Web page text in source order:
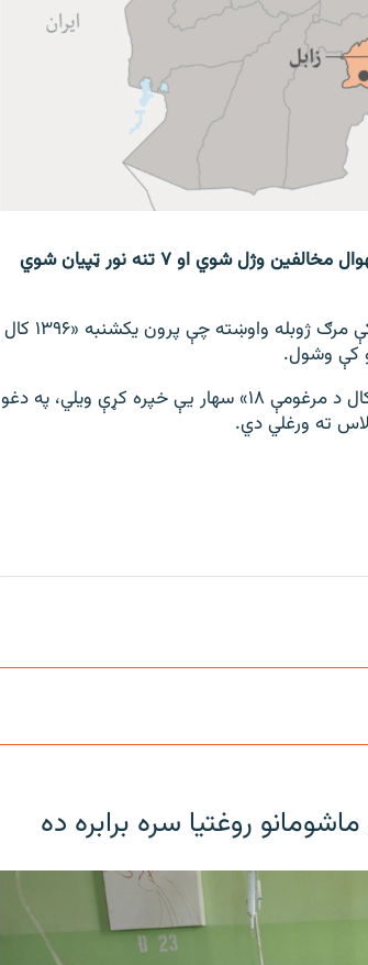
٢٠٥ اتل قول اردو وايي، په زابل ولايت کې د دولت ٧ تنه وسله‎وال مخالفین وژل شوي او ٧ تنه نور ټپيان شوي
دغه قول اردو وايي، دغو وسله‎والو ته په هغو پوځي عملياتو کې مرګ ژوبله واوښته چې پرون یکشنبه «۱۳۹۶ کال
٢٠٥ اتل قول اردو په خپله اعلاميه کې چې نن دوشنبه «۱۳۹۶ کال د مرغومې ۱۸» سهار يې خپره کړې ويلي، په دغو
ته ورغلي دي.
روغتیا سره برابره ده